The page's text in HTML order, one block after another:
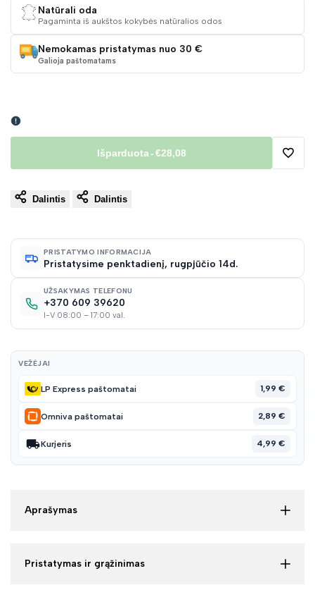
Natūrali oda
Pagaminta iš aukštos kokybės natūralios odos
Nemokamas pristatymas nuo 30 €
Galioja paštomatams
Išparduota-€28,08
Dalintis Dalintis
PRISTATYMO INFORMACIJA
Pristatysime penktadienį, rugpjūčio 14d.
UŽSAKYMAS TELEFONU
+370 609 39620
I-V 08:00 – 17:00 val.
VEŽĖJAI
LP Express paštomatai 1,99 €
Omniva paštomatai 2,89 €
Kurjeris 4,99 €
Aprašymas
Pristatymas ir grąžinimas